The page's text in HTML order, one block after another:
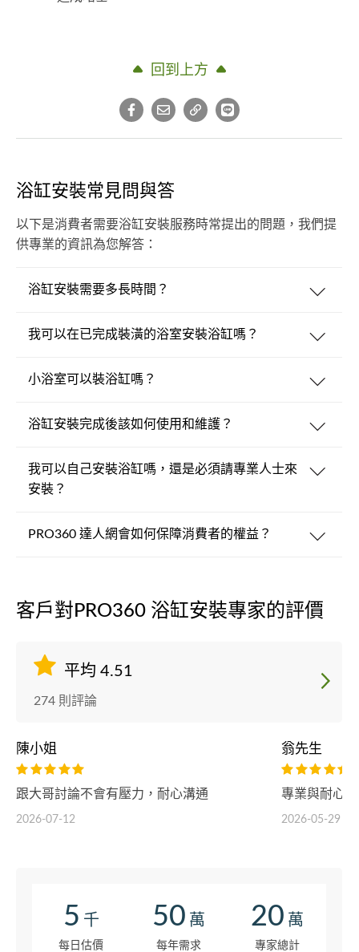
回到上方
浴缸安裝常見問與答
以下是消費者需要浴缸安裝服務時常提出的問題，我們提
供專業的資訊為您解答：
浴缸安裝需要多長時間？
我可以在已完成裝潢的浴室安裝浴缸嗎？
小浴室可以裝浴缸嗎？
浴缸安裝完成後該如何使用和維護？
我可以自己安裝浴缸嗎，還是必須請專業人士來
安裝？
PRO360 達人網會如何保障消費者的權益？
客戶對PRO360 浴缸安裝專家的評價
平均 4.51
274 則評論
陳小姐
跟大哥討論不會有壓力，耐心溝通
2026-07-12
翁先生
專業與耐心
2026-05-29
5 千
每日估價
50 萬
每年需求
20 萬
專家總計